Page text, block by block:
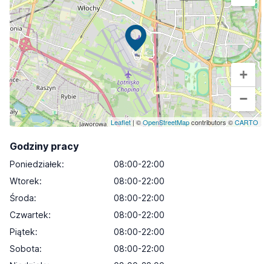
+
−
Leaflet| ©OpenStreetMapcontributors ©CARTO
Godziny pracy
Poniedziałek:
08:00-22:00
Wtorek:
08:00-22:00
Środa:
08:00-22:00
Czwartek:
08:00-22:00
Piątek:
08:00-22:00
Sobota:
08:00-22:00